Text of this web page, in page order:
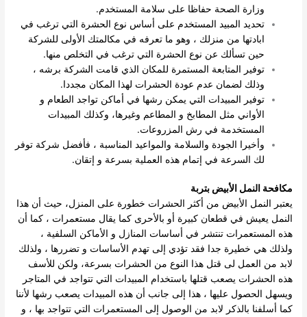
وزارة الصحة حفاظا على سلامة المستخدم.
تحديد المبيد المستخدم على أساس نوع الحشرة التي ترغب في
ابادتها من منزلك ، وهو ما تعرفه في مكالمتك الأولى للشركة
حين تسألك عن نوع الحشرة التي ترغب في التخلص منها.
توفير المتابعة المستمرة للمكان الذي قامت الشركة برشه ،
وذلك لضمان عدم عودة الحشرات لهذا المكان مجددا.
توفير المبيدات التي يمكن رشها في أماكن تواجد الطعام و
الأواني مثل المطابخ و المطاعم وغيرها، وكذلك المبيدات
المستخدمة في رش المزروعات.
وأخيرا الجودة والسلامة والمواعيد المناسبة ، فأفضل شركة توفر
لك السرعة في إتمام هذه العملية بسرعة و إتقان.
مكافحة النمل الأبيض بتربة
يعتبر النمل الأبيض من أكثر الحشرات خطورة على المنزل، حيث أن هذا
النمل يعيش في قطعان كبيرة أو بالأحرى كما يقال مستعمرات ، كما أن
هذه المستعمرات تنتشر في أساسات المنازل و الأماكن السلفية ،
ولذلك هي خطيرة جدا فقد تؤدي إلى تهدم الأساسات و تضررها ، ولذلك
لابد من العمل لى قتل هذا النوع من الحشرات بسرعة، ولكن للأسف
هذه الحشرات يصعب قتلها باستخدام المبيدات التي تتواجد في المتاجر
ويسهل الحصول عليها ، هذا إلى جانب أن هذه المبيدات يصعب رشها لأننا
كما أسلفنا بالذكر لابد من الوصول إلى المستعمرات التي تتواجد بها ، و